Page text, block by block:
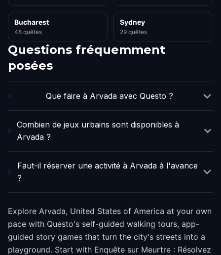
Bucharest
48 quêtes
Sydney
29 quêtes
Questions fréquemment
posées
Que faire à Arvada avec Questo ?
Combien de jeux urbains sont disponibles à
Arvada ?
Faut-il réserver une activité à Arvada à l'avance
?
Explore Arvada, United States of America at your own
pace with Questo's self-guided walking tours, app-
guided story games that turn the city's streets into a
playground. Start with Enquête sur Meurtre : Résolvez